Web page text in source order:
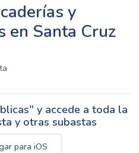
y
en Santa Cruz
y accede a toda la
y otras subastas
para iOS